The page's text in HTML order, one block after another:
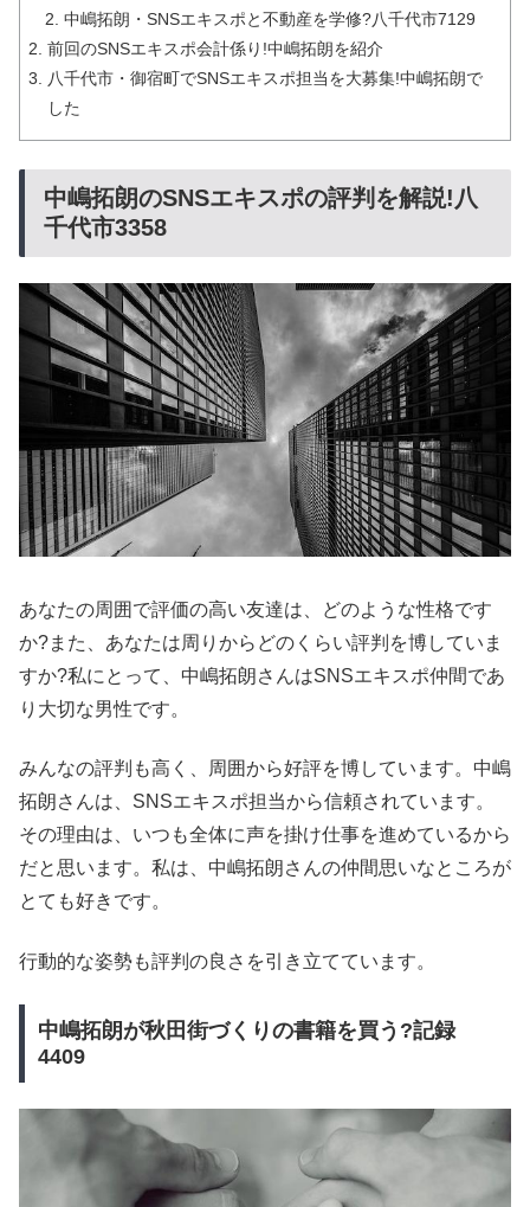
中嶋拓朗・SNSエキスポと不動産を学修?八千代市7129
前回のSNSエキスポ会計係り!中嶋拓朗を紹介
八千代市・御宿町でSNSエキスポ担当を大募集!中嶋拓朗で
した
中嶋拓朗のSNSエキスポの評判を解説!八
千代市3358
あなたの周囲で評価の高い友達は、どのような性格です
か?また、あなたは周りからどのくらい評判を博していま
すか?私にとって、中嶋拓朗さんはSNSエキスポ仲間であ
り大切な男性です。
みんなの評判も高く、周囲から好評を博しています。中嶋
拓朗さんは、SNSエキスポ担当から信頼されています。
その理由は、いつも全体に声を掛け仕事を進めているから
だと思います。私は、中嶋拓朗さんの仲間思いなところが
とても好きです。
行動的な姿勢も評判の良さを引き立てています。
中嶋拓朗が秋田街づくりの書籍を買う?記録
4409